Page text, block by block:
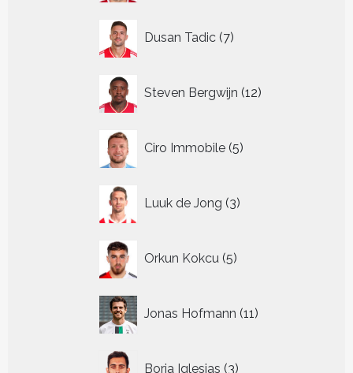
Dusan Tadic 7
producten
Steven Bergwijn 12
producten
Ciro Immobile 5
producten
Luuk de Jong 3
producten
Orkun Kokcu 5
producten
Jonas Hofmann 11
producten
Borja Iglesias 3